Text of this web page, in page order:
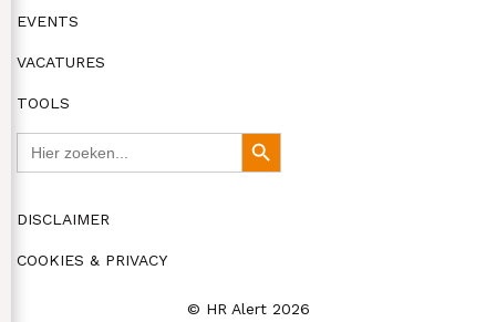
EVENTS
VACATURES
TOOLS
Zoek
Zoekknop
DISCLAIMER
COOKIES & PRIVACY
© HR Alert 2026